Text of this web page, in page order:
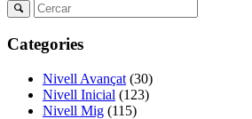
Categories
Nivell Avançat (30)
Nivell Inicial (123)
Nivell Mig (115)